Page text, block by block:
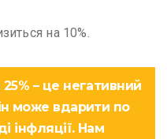
на 10%.
– це негативний
може вдарити по
інфляції. Нам